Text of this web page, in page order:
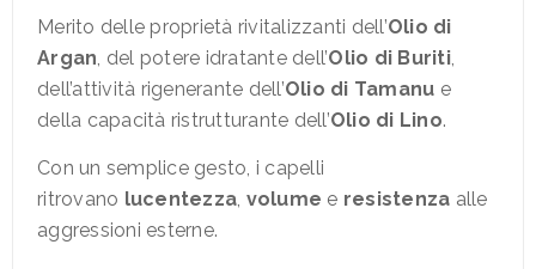
Merito delle proprietà rivitalizzanti dell’Olio di
Argan, del potere idratante dell’Olio di Buriti,
dell’attività rigenerante dell’Olio di Tamanu e
della capacità ristrutturante dell’Olio di Lino.
Con un semplice gesto, i capelli
ritrovano lucentezza, volume e resistenza alle
aggressioni esterne.